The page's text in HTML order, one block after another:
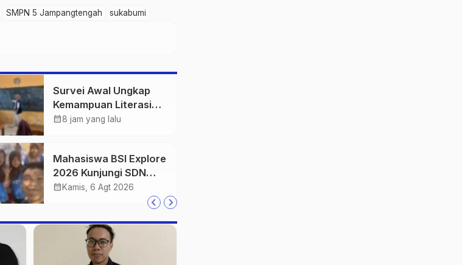
SMPN 5 Jampangtengah sukabumi
Survei Awal Ungkap
Kemampuan Literasi
dan Numerasi Siswa
calendar_month8 jam yang lalu
Mahasiswa BSI Explore
2026 Kunjungi SDN
Simpenan, Saksikan
Kecamatan
calendar_month Kamis, 6 Agt 2026